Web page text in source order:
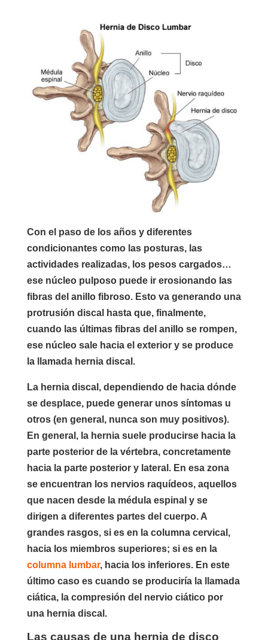
Con el paso de los años y diferentes
condicionantes como las posturas, las
actividades realizadas, los pesos cargados…
ese núcleo pulposo puede ir erosionando las
fibras del anillo fibroso. Esto va generando una
protrusión discal hasta que, finalmente,
cuando las últimas fibras del anillo se rompen,
ese núcleo sale hacia el exterior y se produce
la llamada hernia discal.
La hernia discal, dependiendo de hacia dónde
se desplace, puede generar unos síntomas u
otros (en general, nunca son muy positivos).
En general, la hernia suele producirse hacia la
parte posterior de la vértebra, concretamente
hacia la parte posterior y lateral. En esa zona
se encuentran los nervios raquídeos, aquellos
que nacen desde la médula espinal y se
dirigen a diferentes partes del cuerpo. A
grandes rasgos, si es en la columna cervical,
hacia los miembros superiores; si es en la
columna lumbar, hacia los inferiores. En este
último caso es cuando se produciría la llamada
ciática, la compresión del nervio ciático por
una hernia discal.
Las causas de una hernia de disco